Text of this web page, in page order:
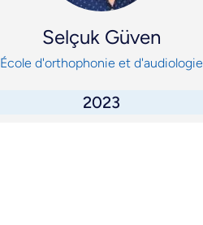
Selçuk Güven
École d'orthophonie et d'audiologie
2023